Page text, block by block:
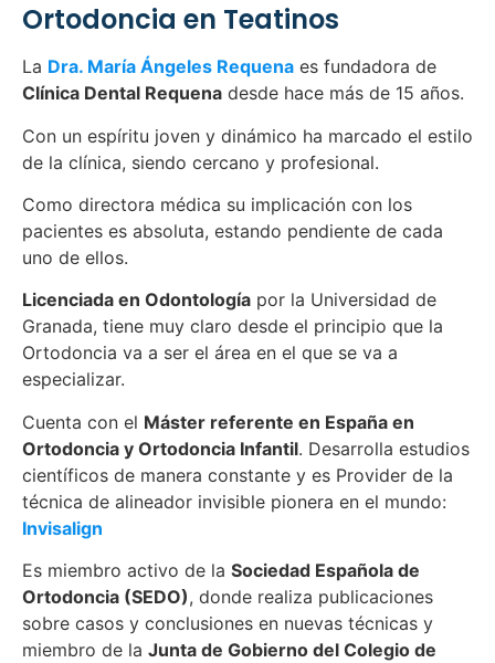
Ortodoncia en Teatinos
La Dra. María Ángeles Requena es fundadora de
Clínica Dental Requena desde hace más de 15 años.
Con un espíritu joven y dinámico ha marcado el estilo
de la clínica, siendo cercano y profesional.
Como directora médica su implicación con los
pacientes es absoluta, estando pendiente de cada
uno de ellos.
Licenciada en Odontología por la Universidad de
Granada, tiene muy claro desde el principio que la
Ortodoncia va a ser el área en el que se va a
especializar.
Cuenta con el Máster referente en España en
Ortodoncia y Ortodoncia Infantil. Desarrolla estudios
científicos de manera constante y es Provider de la
técnica de alineador invisible pionera en el mundo:
Invisalign
Es miembro activo de la Sociedad Española de
Ortodoncia (SEDO), donde realiza publicaciones
sobre casos y conclusiones en nuevas técnicas y
miembro de la Junta de Gobierno del Colegio de